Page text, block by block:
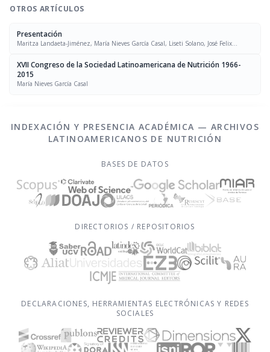
OTROS ARTÍCULOS
Presentación
Maritza Landaeta-Jiménez, María Nieves García Casal, Liseti Solano, José Felix
XVII Congreso de la Sociedad Latinoamericana de Nutrición 1966-
2015
María Nieves García Casal
INDEXACIÓN Y PRESENCIA ACADÉMICA — ARCHIVOS
LATINOAMERICANOS DE NUTRICIÓN
BASES DE DATOS
DIRECTORIOS / REPOSITORIOS
DECLARACIONES, HERRAMIENTAS ELECTRÓNICAS Y REDES
SOCIALES